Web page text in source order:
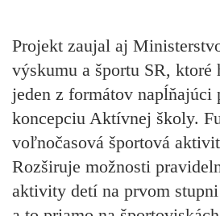
Projekt zaujal aj
výskumu a športu SR, ktoré
jeden z formátov napĺňajúci
koncepciu Aktívnej školy.
voľnočasová športová
Rozširuje možnosti
aktivity detí na prvom